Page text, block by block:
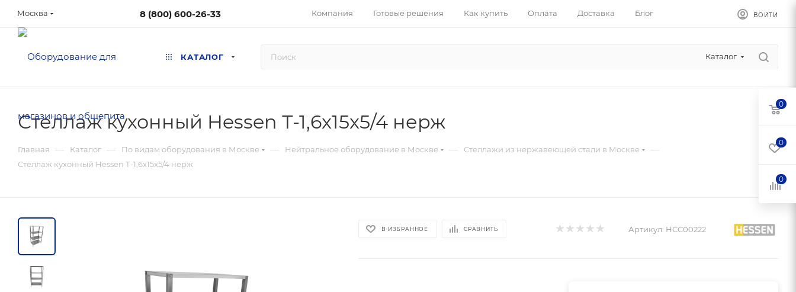
Москва 8 (800) 600-26-33 Компания Готовые решения Как купить Оплата Доставка Блог ВОЙТИ
КАТАЛОГ Каталог
Стеллаж кухонный Hessen Т-1,6x15x5/4 нерж
Главная — Каталог — По видам оборудования в Москве — Нейтральное оборудование в Москве — Стеллажи из нержавеющей стали в Москве —
Стеллаж кухонный Hessen Т-1,6x15x5/4 нерж
В ИЗБРАННОЕ СРАВНИТЬ Артикул: НСС00222
0
0
0